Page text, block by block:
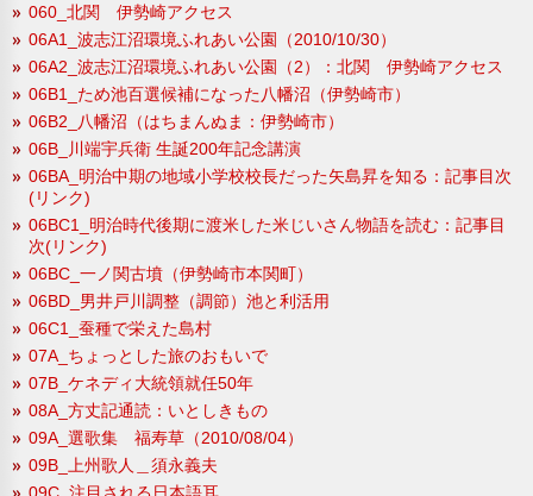
060_北関 伊勢崎アクセス
06A1_波志江沼環境ふれあい公園（2010/10/30）
06A2_波志江沼環境ふれあい公園（2）：北関 伊勢崎アクセス
06B1_ため池百選候補になった八幡沼（伊勢崎市）
06B2_八幡沼（はちまんぬま：伊勢崎市）
06B_川端宇兵衛 生誕200年記念講演
06BA_明治中期の地域小学校校長だった矢島昇を知る：記事目次
(リンク)
06BC1_明治時代後期に渡米した米じいさん物語を読む：記事目
次(リンク)
06BC_一ノ関古墳（伊勢崎市本関町）
06BD_男井戸川調整（調節）池と利活用
06C1_蚕種で栄えた島村
07A_ちょっとした旅のおもいで
07B_ケネディ大統領就任50年
08A_方丈記通読：いとしきもの
09A_選歌集 福寿草（2010/08/04）
09B_上州歌人＿須永義夫